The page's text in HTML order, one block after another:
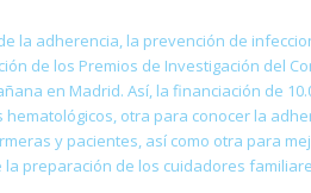
la adherencia, la prevención de
de los Premios de Investigación del
en Madrid. Así, la financiación de
otra para conocer la
y pacientes, así como otra para
preparación de los cuidadores